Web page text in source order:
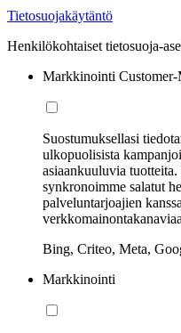
Tietosuojakäytäntö
Henkilökohtaiset tietosuoja-
Markkinointi Customer-
Suostumuksellasi
ulkopuolisista
asiaankuuluvia
synkronoimme salatut
palveluntarjoajien
Bing, Criteo, Meta,
Markkinointi